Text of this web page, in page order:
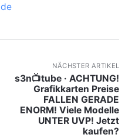
NÄCHSTER ARTIKEL
s3n📺tube · ACHTUNG!
Grafikkarten Preise
FALLEN GERADE
ENORM! Viele Modelle
UNTER UVP! Jetzt
kaufen?